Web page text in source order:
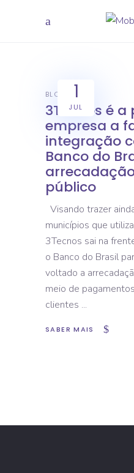
1
JUL
BLOG
3Tecnos é a
empresa a
integração
Banco do
público
Visando trazer
municípios que
3Tecnos sai na
o Banco do Brasil
voltado a
meio de
clientes
SABER MAIS